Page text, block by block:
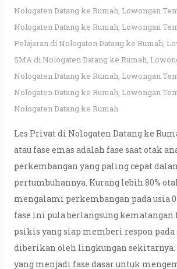
Nologaten Datang ke Rumah, Lowongan
Nologaten Datang ke Rumah, Lowongan
Pelajaran di Nologaten Datang ke Rumah,
SMA di Nologaten Datang ke Rumah,
Nologaten Datang ke Rumah, Lowongan
Nologaten Datang ke Rumah, Lowongan
Nologaten Datang ke Rumah
Les Privat di Nologaten Datang ke
atau fase emas adalah fase saat otak
perkembangan yang paling cepat
pertumbuhannya. Kurang lebih 80%
mengalami perkembangan pada usia
fase ini pula berlangsung
psikis yang siap memberi respon
diberikan oleh lingkungan sekitarnya.
yang menjadi fase dasar untuk